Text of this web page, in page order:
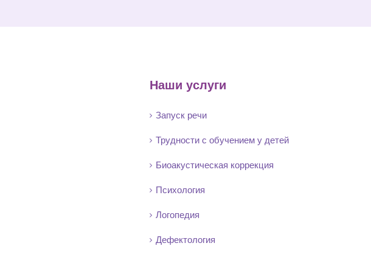
Наши услуги
Запуск речи
Трудности с обучением у детей
Биоакустическая коррекция
Психология
Логопедия
Дефектология